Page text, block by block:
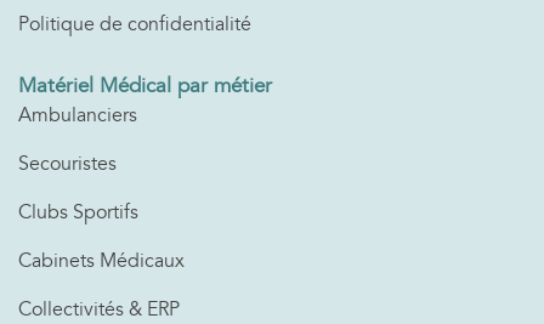
Politique de confidentialité
Matériel Médical par métier
Ambulanciers
Secouristes
Clubs Sportifs
Cabinets Médicaux
Collectivités & ERP